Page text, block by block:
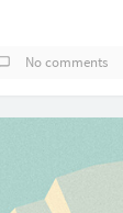
No comments